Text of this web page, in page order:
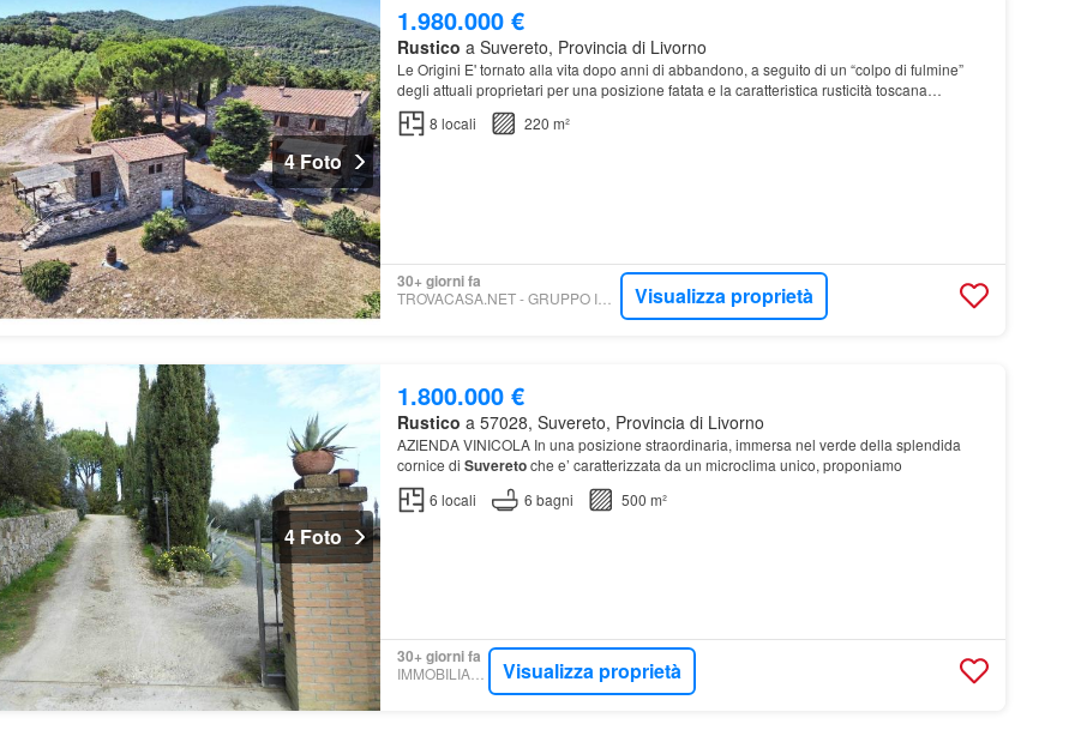
4 Foto
1.980.000 €
Rustico a Suvereto, Provincia di Livorno
Le Origini E' tornato alla vita dopo anni di abbandono, a seguito di un “colpo di fulmine”
degli attuali proprietari per una posizione fatata e la caratteristica rusticità toscana…
8 locali 220 m²
30+ giorni fa
TROVACASA.NET - GRUPPO IMMOBILIARE PREMIERE SRL Visualizza proprietà
4 Foto
1.800.000 €
Rustico a 57028, Suvereto, Provincia di Livorno
AZIENDA VINICOLA In una posizione straordinaria, immersa nel verde della splendida
cornice di Suveretoche e’ caratterizzata da un microclima unico, proponiamo
6 locali 6 bagni 500 m²
30+ giorni fa
IMMOBILIARE.IT Visualizza proprietà